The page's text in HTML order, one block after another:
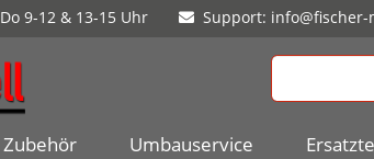
Do 9-12 & 13-15 Uhr Support:
Zubehör Umbauservice